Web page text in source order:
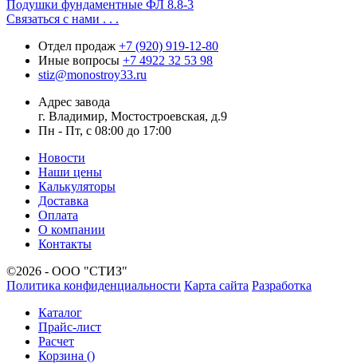
Подушки фундаментные ФЛ 8.8-3
Связаться с нами . . .
Отдел продаж +7 (920) 919-12-80
Иные вопросы +7 4922 32 53 98
stiz@monostroy33.ru
Адрес завода
г. Владимир, Мостостроевская, д.9
Пн - Пт, с 08:00 до 17:00
Новости
Наши цены
Калькуляторы
Доставка
Оплата
О компании
Контакты
©2026 - ООО "СТИЗ"
Политика конфиденциальности Карта сайта Разработка
Каталог
Прайс-лист
Расчет
Корзина ()